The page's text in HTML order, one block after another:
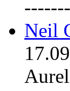
Neil